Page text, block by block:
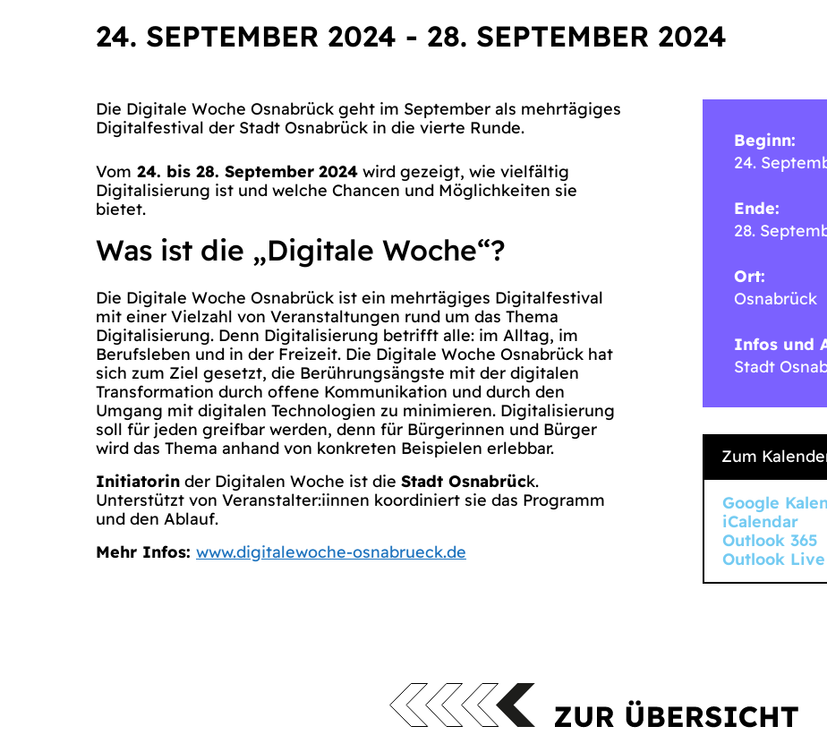
24. SEPTEMBER 2024 - 28. SEPTEMBER 2024
Die Digitale Woche Osnabrück geht im September als mehrtägiges
Digitalfestival der Stadt Osnabrück in die vierte Runde.
Vom 24. bis 28. September 2024 wird gezeigt, wie vielfältig
Digitalisierung ist und welche Chancen und Möglichkeiten sie
bietet.
Was ist die „Digitale Woche“?
Die Digitale Woche Osnabrück ist ein mehrtägiges Digitalfestival
mit einer Vielzahl von Veranstaltungen rund um das Thema
Digitalisierung. Denn Digitalisierung betrifft alle: im Alltag, im
Berufsleben und in der Freizeit. Die Digitale Woche Osnabrück hat
sich zum Ziel gesetzt, die Berührungsängste mit der digitalen
Transformation durch offene Kommunikation und durch den
Umgang mit digitalen Technologien zu minimieren. Digitalisierung
soll für jeden greifbar werden, denn für Bürgerinnen und Bürger
wird das Thema anhand von konkreten Beispielen erlebbar.
Initiatorin der Digitalen Woche ist die Stadt Osnabrück.
Unterstützt von Veranstalter:iinnen koordiniert sie das Programm
und den Ablauf.
Mehr Infos: www.digitalewoche-osnabrueck.de
Beginn:
24.
Ende:
28.
Ort:
Osnabrück
Infos und
Stadt
Zum
Google
iCalendar
Outlook 365
Outlook Live